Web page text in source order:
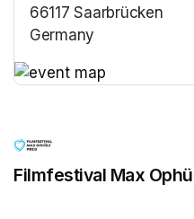
66117 Saarbrücken
Germany
Filmfestival Max